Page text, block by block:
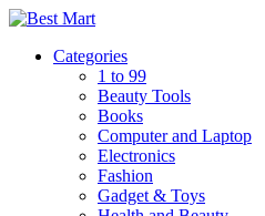
Skip
contentCategories
1 to 99
Beauty Tools
Books
Computer and Laptop
Electronics
Fashion
Gadget & Toys